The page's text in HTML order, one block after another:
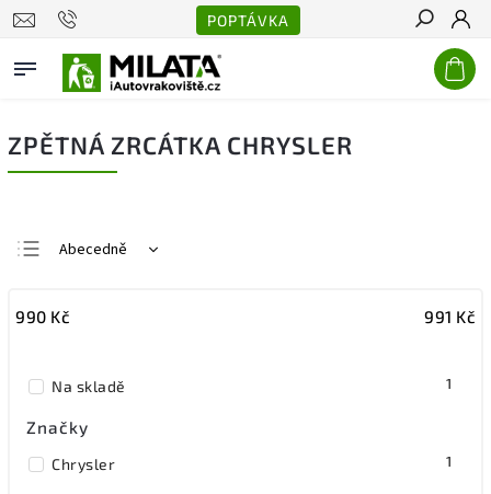
POPTÁVKA
Hledat
ZPĚTNÁ ZRCÁTKA CHRYSLER
Abecedně
Nejdražší
990 Kč 991 Kč
Na skladě 1
Značky
Chrysler 1